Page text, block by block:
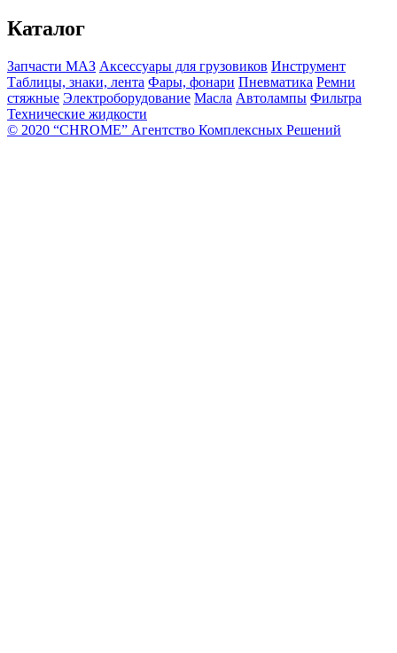
Каталог
Запчасти МАЗ Аксессуары для грузовиков Инструмент
Таблицы, знаки, лента Фары, фонари Пневматика Ремни
стяжные Электроборудование Масла Автолампы Фильтра
Технические жидкости
© 2020 “CHROME” Агентство Комплексных Решений